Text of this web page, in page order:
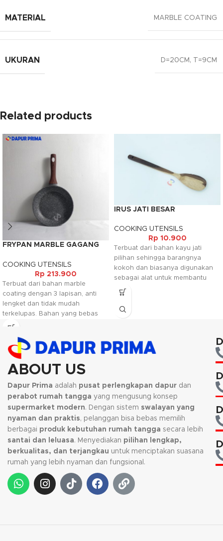
MATERIAL MARBLE COATING
UKURAN D=20CM, T=9CM
Related products
FRYPAN MARBLE GAGANG
COOKING UTENSILS
Rp 213.900
Terbuat dari bahan marble
coating dengan 3 lapisan, anti
lengket dan tidak mudah
terkelupas. Bahan yang bebas
dari kandungan PFOA, PTFE,
standarisasi FOOD GRADE
sehingga aman untuk digunakan.
Gagang seperti kayu alami yang
membuat kesan dari produk ini
tampak elegant dan pada
gagangnya di lengkapi juga
dengan soft touch handle serta
lapisan anti licin. Pada bagian
bawah terdapat induction bottom
sehingga dapat digunakan di
semua jenis kompor termasuk
kompor induksi.
IRUS JATI BESAR
COOKING UTENSILS
Rp 10.900
Terbuat dari bahan kayu jati
pilihan sehingga barangnya
kokoh dan biasanya digunakan
sebagai alat untuk membantu
pada saat memasak. Irus ini
umum digunakan dalam rumah
tangga, hotel, rumah makan,
ABOUT US
Dapur Prima adalah pusat perlengkapan dapur dan
perabot rumah tangga yang mengusung konsep
supermarket modern. Dengan sistem swalayan yang
nyaman dan praktis, pelanggan bisa bebas memilih
berbagai produk kebutuhan rumah tangga secara lebih
santai dan leluasa. Menyediakan pilihan lengkap,
berkualitas, dan terjangkau untuk menciptakan suasana
rumah yang lebih nyaman dan fungsional.